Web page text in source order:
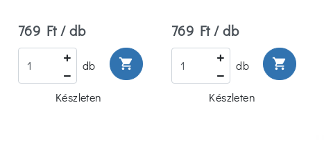
769 Ft / db
db shopping_cart
Készleten
769 Ft / db
db shopping_cart
Készleten